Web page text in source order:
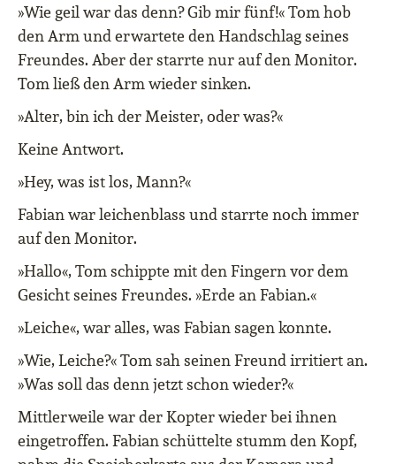
»Wie geil war das denn? Gib mir fünf!« Tom hob
den Arm und erwartete den Handschlag seines
Freundes. Aber der starrte nur auf den Monitor.
Tom ließ den Arm wieder sinken.
»Alter, bin ich der Meister, oder was?«
Keine Antwort.
»Hey, was ist los, Mann?«
Fabian war leichenblass und starrte noch immer
auf den Monitor.
»Hallo«, Tom schippte mit den Fingern vor dem
Gesicht seines Freundes. »Erde an Fabian.«
»Leiche«, war alles, was Fabian sagen konnte.
»Wie, Leiche?« Tom sah seinen Freund irritiert an.
»Was soll das denn jetzt schon wieder?«
Mittlerweile war der Kopter wieder bei ihnen
eingetroffen. Fabian schüttelte stumm den Kopf,